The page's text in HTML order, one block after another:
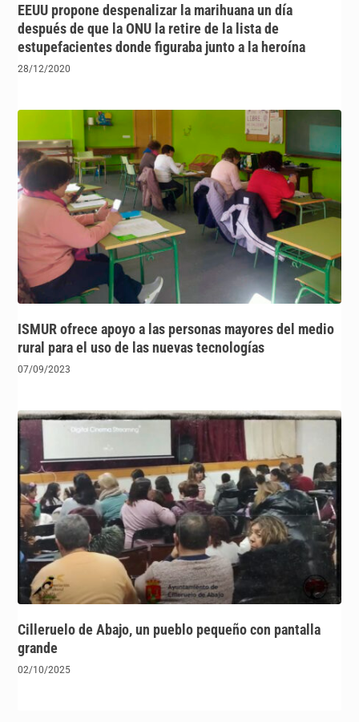
EEUU propone despenalizar la marihuana un día
después de que la ONU la retire de la lista de
estupefacientes donde figuraba junto a la heroína
28/12/2020
ISMUR ofrece apoyo a las personas mayores del medio
rural para el uso de las nuevas tecnologías
07/09/2023
Cilleruelo de Abajo, un pueblo pequeño con pantalla
grande
02/10/2025